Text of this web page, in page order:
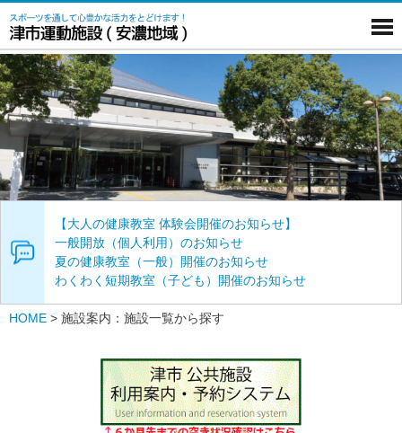
【大人の健康教室 体験会開催のお知らせ】
一般開放（個人利用）のお知らせ
夏の健康教室（一般）開催のお知らせ
わくわく短期教室（子ども）開催のお知らせ
HOME > 施設案内：施設一覧から探す